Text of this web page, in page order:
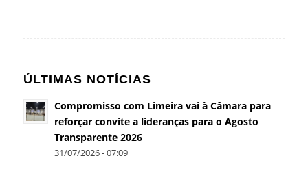
ÚLTIMAS NOTÍCIAS
Compromisso com Limeira vai à Câmara para
reforçar convite a lideranças para o Agosto
Transparente 2026
31/07/2026 - 07:09